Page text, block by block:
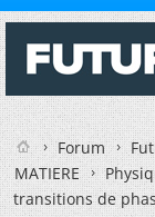
Forum
MATIERE
transitions de